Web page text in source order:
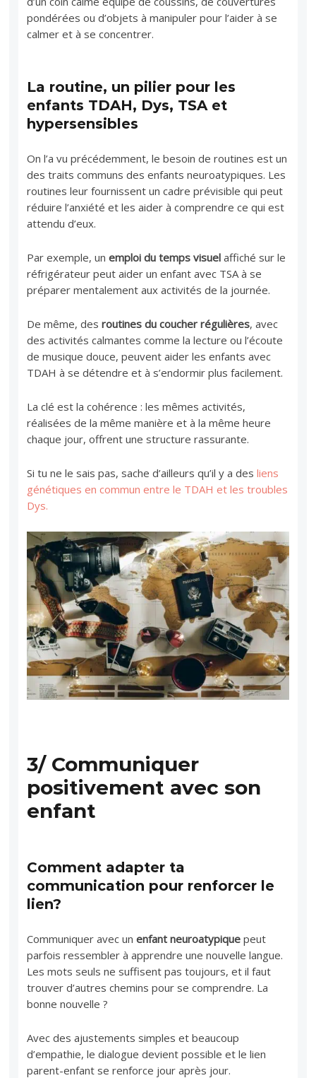
pondérées ou d’objets à manipuler pour l’aider à se
calmer et à se concentrer.
La routine, un pilier pour les
enfants TDAH, Dys, TSA et
hypersensibles
On l’a vu précédemment, le besoin de routines est un
des traits communs des enfants neuroatypiques. Les
routines leur fournissent un cadre prévisible qui peut
réduire l’anxiété et les aider à comprendre ce qui est
attendu d’eux.
Par exemple, unemploi du temps visuelaffiché sur le
réfrigérateur peut aider un enfant avec TSA à se
préparer mentalement aux activités de la journée.
De même, desroutines du coucher régulières, avec
des activités calmantes comme la lecture ou l’écoute
de musique douce, peuvent aider les enfants avec
TDAH à se détendre et à s’endormir plus facilement.
La clé est la cohérence : les mêmes activités,
réalisées de la même manière et à la même heure
chaque jour, offrent une structure rassurante.
Si tu ne le sais pas, sache d’ailleurs qu’il y a des liens
génétiques en commun entre le TDAH et les troubles
Dys.
3/ Communiquer
positivement avec son
enfant
Comment adapter ta
communication pour renforcer le
lien?
Communiquer avec unenfant neuroatypique peut
parfois ressembler à apprendre une nouvelle langue.
Les mots seuls ne suffisent pas toujours, et il faut
trouver d’autres chemins pour se comprendre. La
bonne nouvelle ?
Avec des ajustements simples et beaucoup
d’empathie, le dialogue devient possible et le lien
parent-enfant se renforce jour après jour.